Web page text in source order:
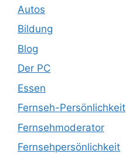
Autos
Bildung
Blog
Der PC
Essen
Fernseh-Persönlichkeit
Fernsehmoderator
Fernsehpersönlichkeit